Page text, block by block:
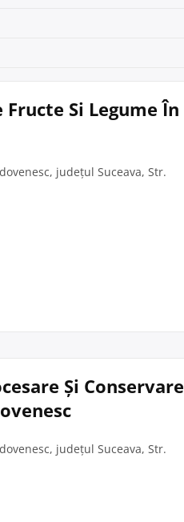
Fructe Si Legume În
județul Suceava, Str.
Și Conservare
județul Suceava, Str.